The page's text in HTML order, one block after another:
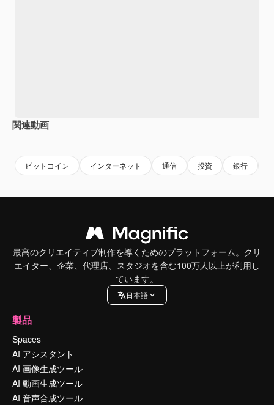
関連動画
ビットコイン インターネット 通信 投資 銀行
最高のクリエイティブ制作を導くためのプラットフォーム。クリ
エイター、企業、代理店、スタジオを含む100万人以上が利用し
ています。
日本語
製品
Spaces
AI アシスタント
AI 画像生成ツール
AI 動画生成ツール
AI 音声合成ツール